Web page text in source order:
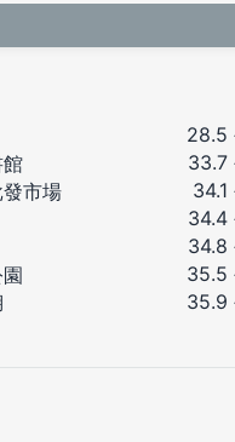
28.5
33.7
市場
34.1
34.4
34.8
35.5
35.9